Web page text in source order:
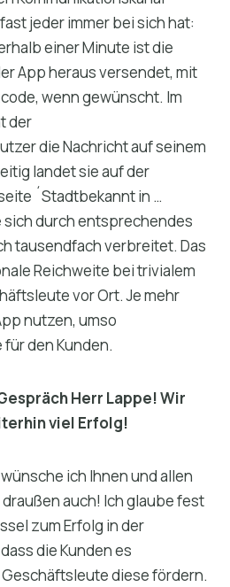
jeder immer bei sich hat:
einer Minute ist die
App heraus versendet, mit
wenn gewünscht. Im
der
die Nachricht auf seinem
landet sie auf der
´Stadtbekannt in …
durch entsprechendes
tausendfach verbreitet. Das
Reichweite bei trivialem
vor Ort. Je mehr
nutzen, umso
den Kunden.
Herr Lappe! Wir
viel Erfolg!
ich Ihnen und allen
auch! Ich glaube fest
zum Erfolg in der
die Kunden es
diese fördern.